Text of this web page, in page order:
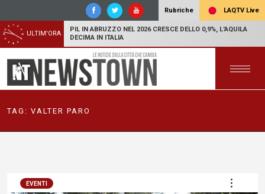
Rubriche LAQTV Live
ULTIM'ORA
PIL IN ABRUZZO NEL 2026 CRESCE DELLO 0,9%, L'AQUILA
DECIMA IN ITALIA
TAG: VALTER PARO
EVENTI